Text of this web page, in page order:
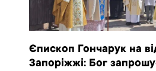
Єпископ Гончарук на
Запоріжжі: Бог